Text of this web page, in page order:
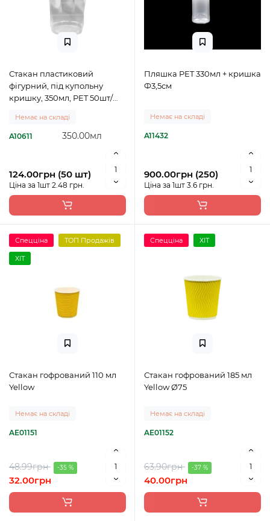
Стакан пластиковий
фігурний, під купольну
кришку, 350мл, PET 50шт/
Немає на складі
A10611 350.00мл
124.00грн (50 шт)
Ціна за 1шт 2.48 грн.
Пляшка PET 330мл + кришка
Ф3,5см
Немає на складі
A11432
900.00грн (250)
Ціна за 1шт 3.6 грн.
Спецціна ТОП Продажів
ХІТ
Стакан гофрований 110 мл
Yellow
Немає на складі
AE01151
48.99грн -35 %
32.00грн
Спецціна ХІТ
Стакан гофрований 185 мл
Yellow Ø75
Немає на складі
AE01152
63.90грн -37 %
40.00грн